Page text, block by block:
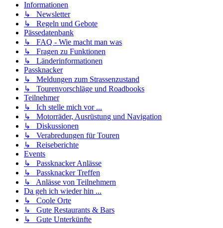
Informationen
↳ Newsletter
↳ Regeln und Gebote
Pässedatenbank
↳ FAQ - Wie macht man was
↳ Fragen zu Funktionen
↳ Länderinformationen
Passknacker
↳ Meldungen zum Strassenzustand
↳ Tourenvorschläge und Roadbooks
Teilnehmer
↳ Ich stelle mich vor ...
↳ Motorräder, Ausrüstung und Navigation
↳ Diskussionen
↳ Verabredungen für Touren
↳ Reiseberichte
Events
↳ Passknacker Anlässe
↳ Passknacker Treffen
↳ Anlässe von Teilnehmern
Da geh ich wieder hin ...
↳ Coole Orte
↳ Gute Restaurants & Bars
↳ Gute Unterkünfte